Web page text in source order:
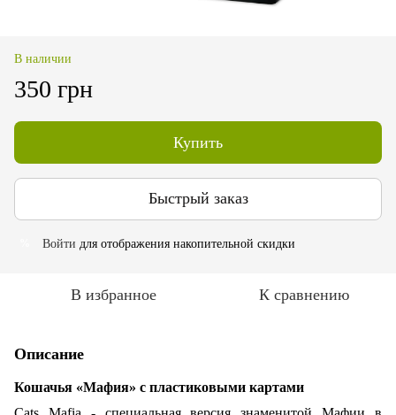
В наличии
350 грн
Купить
Быстрый заказ
Войти для отображения накопительной скидки
В избранное К сравнению
Описание
Кошачья «Мафия» с пластиковыми картами